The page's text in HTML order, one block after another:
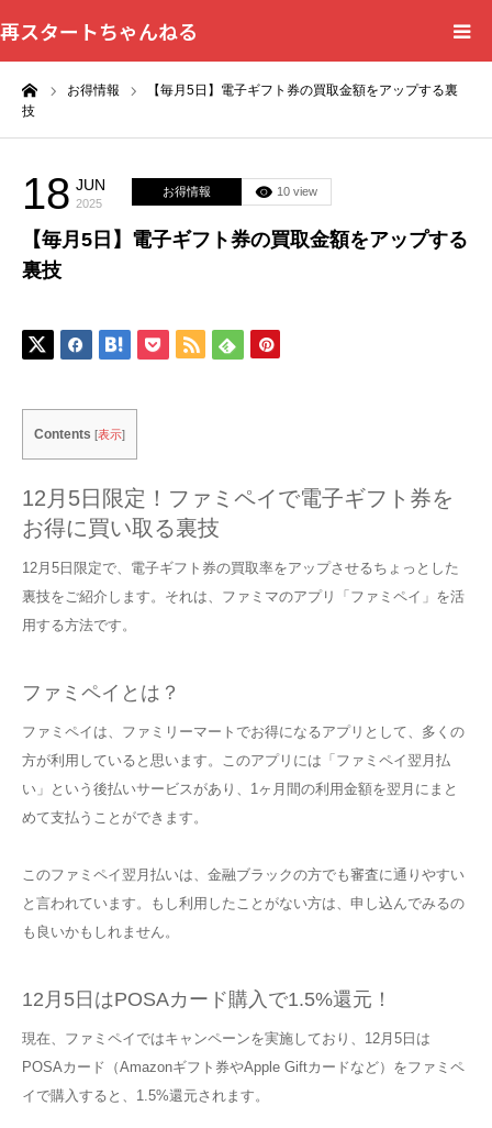
再スタートちゃんねる
お得情報
【毎月5日】電子ギフト券の買取金額をアップする裏
技
18 JUN
2025
お得情報 10 view
【毎月5日】電子ギフト券の買取金額をアップする
裏技
Contents [表示]
12月5日限定！ファミペイで電子ギフト券を
お得に買い取る裏技
12月5日限定で、電子ギフト券の買取率をアップさせるちょっとした
裏技をご紹介します。それは、ファミマのアプリ「ファミペイ」を活
用する方法です。
ファミペイとは？
ファミペイは、ファミリーマートでお得になるアプリとして、多くの
方が利用していると思います。このアプリには「ファミペイ翌月払
い」という後払いサービスがあり、1ヶ月間の利用金額を翌月にまと
めて支払うことができます。
このファミペイ翌月払いは、金融ブラックの方でも審査に通りやすい
と言われています。もし利用したことがない方は、申し込んでみるの
も良いかもしれません。
12月5日はPOSAカード購入で1.5%還元！
現在、ファミペイではキャンペーンを実施しており、12月5日は
POSAカード（Amazonギフト券やApple Giftカードなど）をファミペ
イで購入すると、1.5%還元されます。
HOME